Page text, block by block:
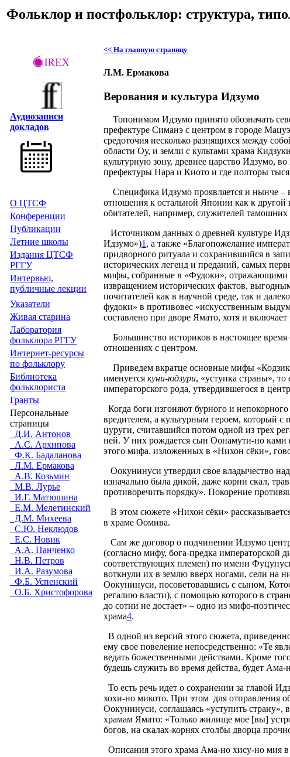
Фольклор и постфольклор: структура,
Аудиозаписи
докладов
О ЦТСФ
Конференции
Публикации
Летние школы
Издания ЦТСФ
РГГУ
Интервью,
публичные лекции
Указатели
Живая cтарина
Лаборатория
фольклора РГГУ
Интернет-ресурсы
по фольклору
Библиотека
фольклориста
Гранты
Персональные
страницы
Д.И. Антонов
А.С. Архипова
Ф.К. Бадаланова
Л.М. Ермакова
А.В. Козьмин
М.В. Лурье
И.Г. Матюшина
Е.М. Мелетинский
Д.М. Михеева
С.Ю. Неклюдов
Е.С. Новик
А.А. Панченко
Н.В. Петров
И.А. Разумова
Ф.Б. Успенский
О.Б. Христофорова
<< На главную страницу
Л.М. Ермакова
Верования и культура Идзумо
Топонимом Идзумо принято обозначать
префектуре Симанэ с центром в городе
средоточия несколько разнящихся между
области Оу, и земли с культами храма
культурную зону, древнее царство Идзумо,
префектуры Нара и Киото и где полторы
Специфика Идзумо проявляется и нынче –
отношения к остальной Японии как к другой
обитателей, например, служителей
Источником данных о древней культуре
Идзумо»)1 , а также «Благопожелание
придворного ритуала и сохранившийся в
исторических легенд и преданий, самых
мифы, собранные в «Фудоки», отражающими
извращением исторических фактов,
почитателей как в научной среде, так и
фудоки» в противовес «искусственным
составлено при дворе Ямато, хотя и
Большинство историков в настоящее
отношениях с центром.
Приведем вкратце основные мифы
именуется куни-юдзури, «уступка страны»,
императорского рода, утвердившегося в
Когда боги изгоняют бурного и
вредителем, а культурным героем, который
цуруги, считавшийся потом одной из трех
ней. У них рождается сын Оонамути-но ками
этого мифа. изложенных в «Нихон сёки»,
Оокунинуси утвердил свое владычество
изначально была дикой, даже корни скал,
противоречить порядку». Покорение
В этом сюжете «Нихон сёки»
в храме Оомива.
Сам же договор о подчинении Идзумо
(согласно мифу, бога-предка императорской
соответствующих племен) по имени
воткнули их в землю вверх ногами, сели на
Оокунинуси, посоветовавшись с сыном,
регалию власти), с помощью которого в
до сотни не достает» – одно из мифо-
храма4.
В одной из версий этого сюжета,
ему свое повеление непосредственно: «Те
ведать божественными действами. Кроме
будешь служить во время действа, будет
То есть речь идет о сохранении за главой
хохи-но микото. При этом для отправления
Оокунинуси, соглашаясь «уступить страну»,
храмам Ямато: «Только жилище мое [вы]
богов, на скалах-корнях столбы дворца
Описания этого храма Ама-но хису-но мия